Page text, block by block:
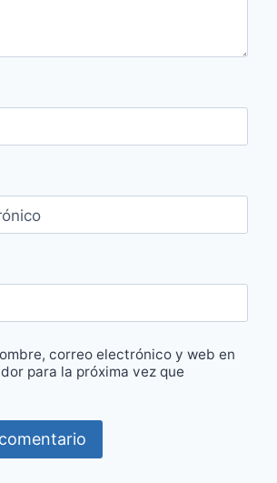
correo electrónico y web en
para la próxima vez que